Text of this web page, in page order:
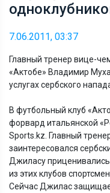
7.06.2011, 03:37
Главный тренер вице-
«Актобе» Владимир
услугах сербского
В футбольный клуб
форвард итальянской
Sports.kz. Главный
заинтересовался
Джиласу
из этих клубов
Сейчас Джилас